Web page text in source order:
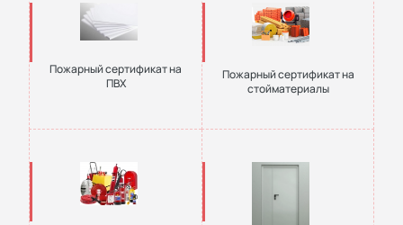
Пожарный сертификат на
ПВХ
Пожарный сертификат на
стойматериалы